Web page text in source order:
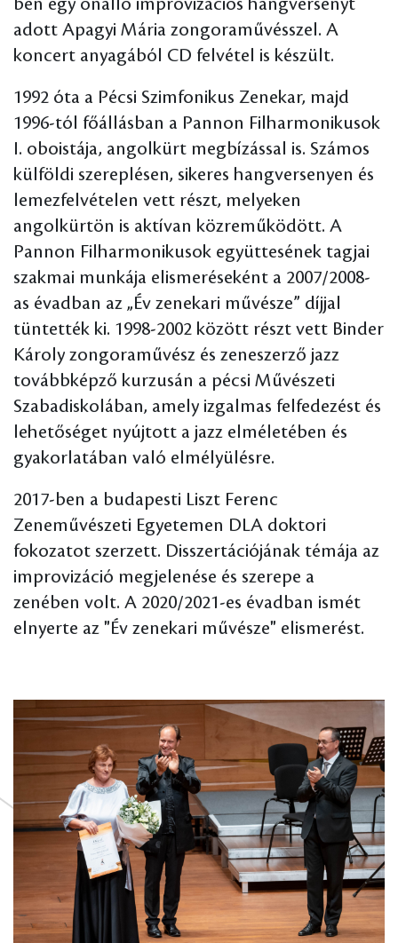
ben egy önálló improvizációs hangversenyt
adott Apagyi Mária zongoraművésszel. A
koncert anyagából CD felvétel is készült.
1992 óta a Pécsi Szimfonikus Zenekar, majd
1996-tól főállásban a Pannon Filharmonikusok
I. oboistája, angolkürt megbízással is. Számos
külföldi szereplésen, sikeres hangversenyen és
lemezfelvételen vett részt, melyeken
angolkürtön is aktívan közreműködött. A
Pannon Filharmonikusok együttesének tagjai
szakmai munkája elismeréseként a 2007/2008-
as évadban az „Év zenekari művésze” díjjal
tüntették ki. 1998-2002 között részt vett Binder
Károly zongoraművész és zeneszerző jazz
továbbképző kurzusán a pécsi Művészeti
Szabadiskolában, amely izgalmas felfedezést és
lehetőséget nyújtott a jazz elméletében és
gyakorlatában való elmélyülésre.
2017-ben a budapesti Liszt Ferenc
Zeneművészeti Egyetemen DLA doktori
fokozatot szerzett. Disszertációjának témája az
improvizáció megjelenése és szerepe a
zenében volt. A 2020/2021-es évadban ismét
elnyerte az "Év zenekari művésze" elismerést.